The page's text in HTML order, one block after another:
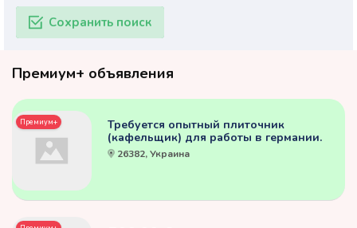
Сохранить поиск
Премиум+ объявления
Премиум+
Требуется опытный плиточник
(кафельщик) для работы в германии.
26382, Украина